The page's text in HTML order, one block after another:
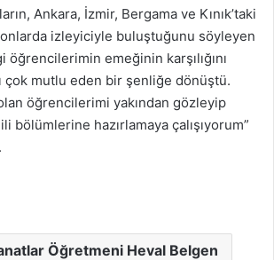
Ankara, İzmir, Bergama ve Kınık’taki
izleyiciyle buluştuğunu söyleyen
öğrencilerimin emeğinin karşılığını
çok mutlu eden bir şenliğe dönüştü.
öğrencilerimi yakından gözleyip
bölümlerine hazırlamaya çalışıyorum”
Öğretmeni Heval Belgen